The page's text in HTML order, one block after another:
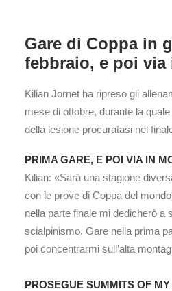
Gare di Coppa in
febbraio, e poi via
Kilian Jornet ha ripreso gli
mese di ottobre, durante la
della lesione procuratasi nel
PRIMA GARE, E POI VIA IN
Kilian: «Sarà una stagione
con le prove di Coppa del
nella parte finale mi dedicherò a
scialpinismo. Gare nella prima
poi concentrarmi sull’alta
PROSEGUE SUMMITS OF